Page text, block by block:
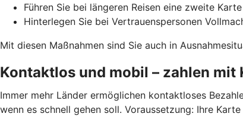
Führen Sie bei längeren Reisen eine zweite
Hinterlegen Sie bei Vertrauenspersonen
Mit diesen Maßnahmen sind Sie auch in
Kontaktlos und mobil – zahlen mit
Immer mehr Länder ermöglichen kontaktloses
wenn es schnell gehen soll. Voraussetzung: Ihre